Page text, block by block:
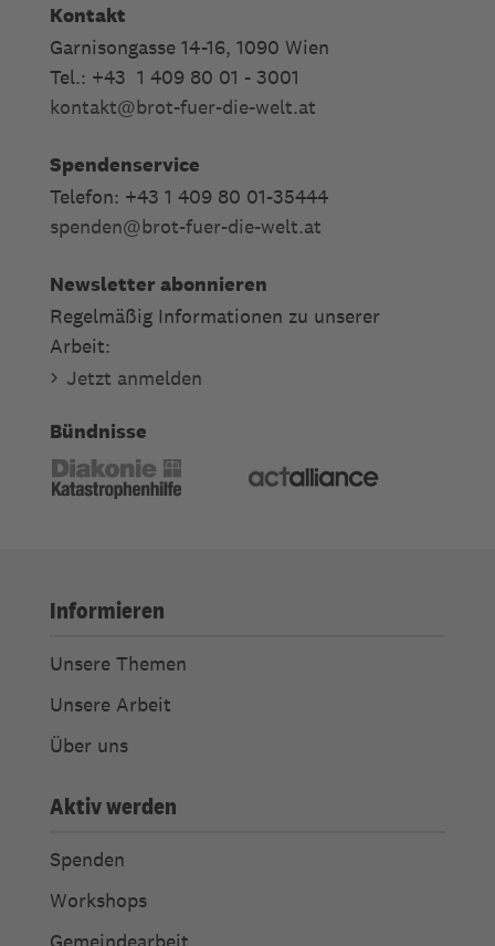
Kontakt
Garnisongasse 14-16, 1090 Wien
Tel.: +43 1 409 80 01 - 3001
kontakt@brot-fuer-die-welt.at
Spendenservice
Telefon: +43 1 409 80 01-35444
spenden@brot-fuer-die-welt.at
Newsletter abonnieren
Regelmäßig Informationen zu unserer
Arbeit:
Jetzt anmelden
Bündnisse
Informieren
Unsere Themen
Unsere Arbeit
Über uns
Aktiv werden
Spenden
Workshops
Gemeindearbeit